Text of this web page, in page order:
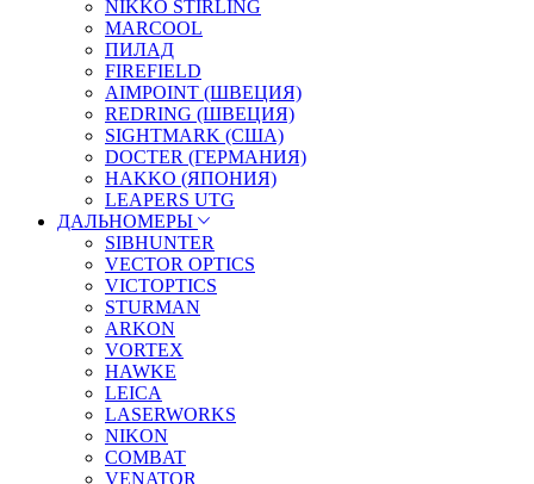
NIKKO STIRLING
MARCOOL
ПИЛАД
FIREFIELD
AIMPOINT (ШВЕЦИЯ)
REDRING (ШВЕЦИЯ)
SIGHTMARK (США)
DOCTER (ГЕРМАНИЯ)
HAKKO (ЯПОНИЯ)
LEAPERS UTG
ДАЛЬНОМЕРЫ
SIBHUNTER
VECTOR OPTICS
VICTOPTICS
STURMAN
ARKON
VORTEX
HAWKE
LEICA
LASERWORKS
NIKON
COMBAT
VENATOR